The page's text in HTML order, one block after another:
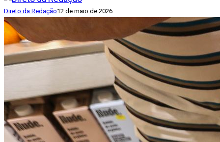
Direto da Redação12 de maio de 2026